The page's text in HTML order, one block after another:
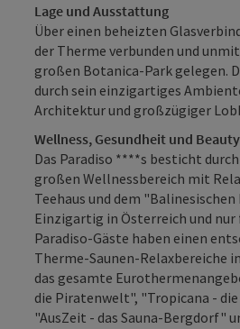
Lage und Ausstattung
Über einen beheizten
der Therme verbunden und
großen Botanica-Park gelegen.
durch sein einzigartiges
Architektur und großzügiger
Wellness, Gesundheit und Beauty
Das Paradiso ****s besticht
großen Wellnessbereich mit
Teehaus und dem "Balinesischen
Einzigartig in Österreich und
Paradiso-Gäste haben einen
Therme-Saunen-Relaxbereiche
das gesamte
die Piratenwelt", "Tropicana -
"AusZeit - das Sauna-Bergdorf"